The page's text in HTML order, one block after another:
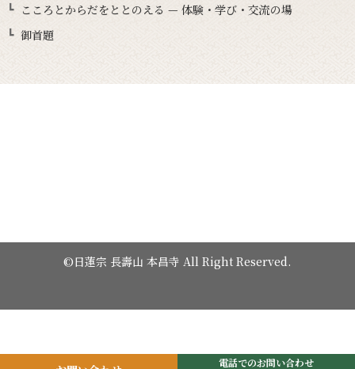
電話でのお問い合わせ
こころとからだをととのえる — 体験・学び・交流の場
御首題
©日蓮宗 長壽山 本昌寺 All Right Reserved.